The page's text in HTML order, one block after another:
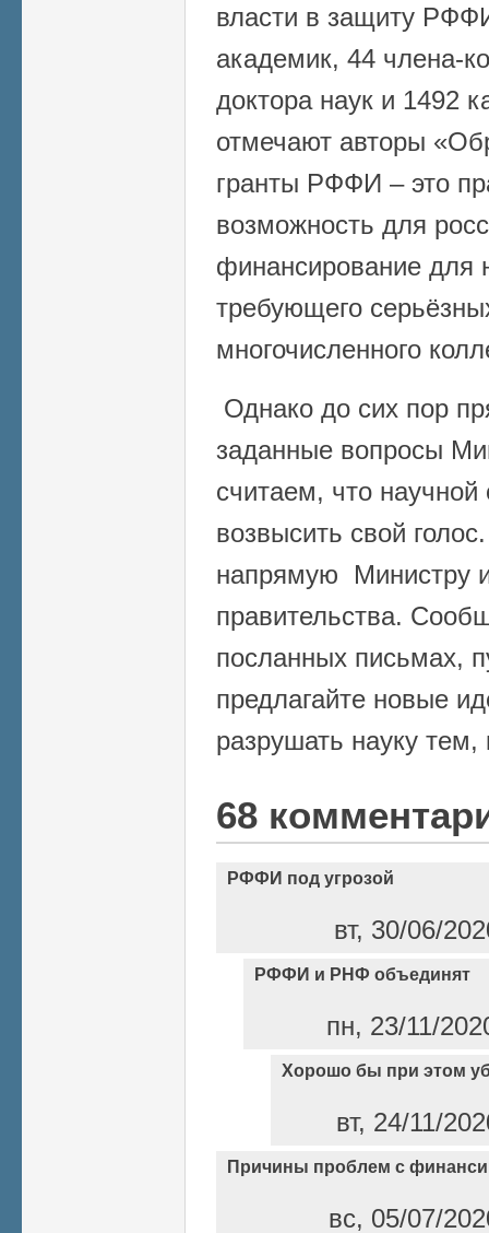
власти в защиту
академик, 44 члена-
доктора наук и 1492
отмечают авторы
гранты РФФИ – это
возможность для
финансирование для
требующего
многочисленного
Однако до сих пор
заданные вопросы
считаем, что
возвысить свой
напрямую Министру
правительства.
посланных письмах,
предлагайте новые
разрушать науку тем,
68
РФФИ под угрозой
вт, 30/06/
РФФИ и РНФ объединят
пн, 23/11/
Хорошо бы при этом
вт, 24/11/
Причины проблем с
вс, 05/07/